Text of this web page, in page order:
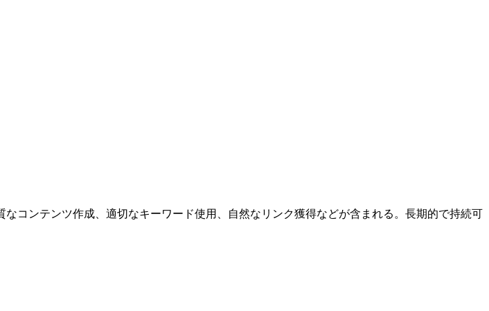
コンテンツ作成、適切なキーワード使用、自然なリンク獲得などが含まれる。長期的で持続可